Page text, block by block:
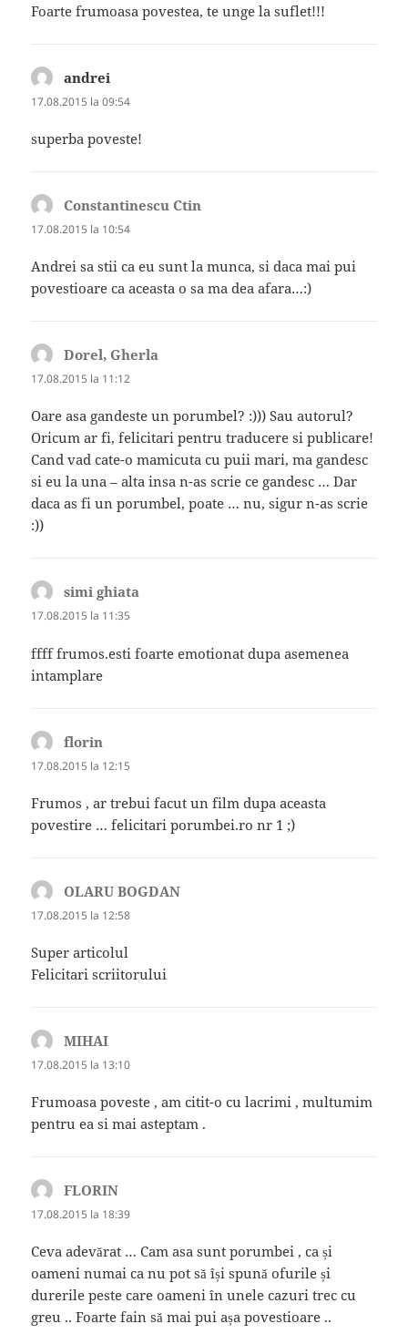
Foarte frumoasa povestea, te unge la suflet!!!
andrei
17.08.2015 la 09:54
superba poveste!
Constantinescu Ctin
17.08.2015 la 10:54
Andrei sa stii ca eu sunt la munca, si daca mai pui
povestioare ca aceasta o sa ma dea afara…:)
Dorel, Gherla
17.08.2015 la 11:12
Oare asa gandeste un porumbel? :))) Sau autorul?
Oricum ar fi, felicitari pentru traducere si publicare!
Cand vad cate-o mamicuta cu puii mari, ma gandesc
si eu la una – alta insa n-as scrie ce gandesc … Dar
daca as fi un porumbel, poate … nu, sigur n-as scrie
:))
simi ghiata
17.08.2015 la 11:35
ffff frumos.esti foarte emotionat dupa asemenea
intamplare
florin
17.08.2015 la 12:15
Frumos , ar trebui facut un film dupa aceasta
povestire … felicitari porumbei.ro nr 1 ;)
OLARU BOGDAN
17.08.2015 la 12:58
Super articolul
Felicitari scriitorului
MIHAI
17.08.2015 la 13:10
Frumoasa poveste , am citit-o cu lacrimi , multumim
pentru ea si mai asteptam .
FLORIN
17.08.2015 la 18:39
Ceva adevărat … Cam asa sunt porumbei , ca și
oameni numai ca nu pot să își spună ofurile și
durerile peste care oameni în unele cazuri trec cu
greu .. Foarte fain să mai pui așa povestioare ..